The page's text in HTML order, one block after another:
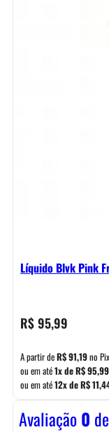
Líquido Blvk Pink
R$95,99
A partir deR$91,19no Pix
ou em até1x deR$95,99
ou em até12x deR$
Avaliação0